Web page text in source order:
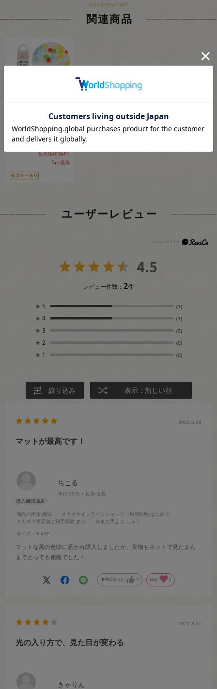
関連商品
TOHO クイーンビーズ
丸小ビーズ ミックス
BM-300 06Ad99_
110 円 (税込)
会員登録(無料)
5pt獲得
ユーザーレビュー
4.5
レビュー件数：2件
★ 5 (1)
★ 4 (1)
★ 3 (0)
★ 2 (0)
★ 1 (0)
絞り込み 表示：新しい順
ちこる
年代:30代 性別:女性
商品の用途:趣味 オカダヤオンラインショップご利用回数:はじめて
オカダヤ実店舗ご利用経験:あり 好きな手芸:ししゅう
サイズ：S-49F
2021.5.28
マットが最高です！
マットな黒の色味に惹かれ購入しましたが、実物もネットで見たまん
までとっても素敵でした！
参考になった 0 Like! 2
きゃりん
2021.3.31
光の入り方で、見た目が変わる